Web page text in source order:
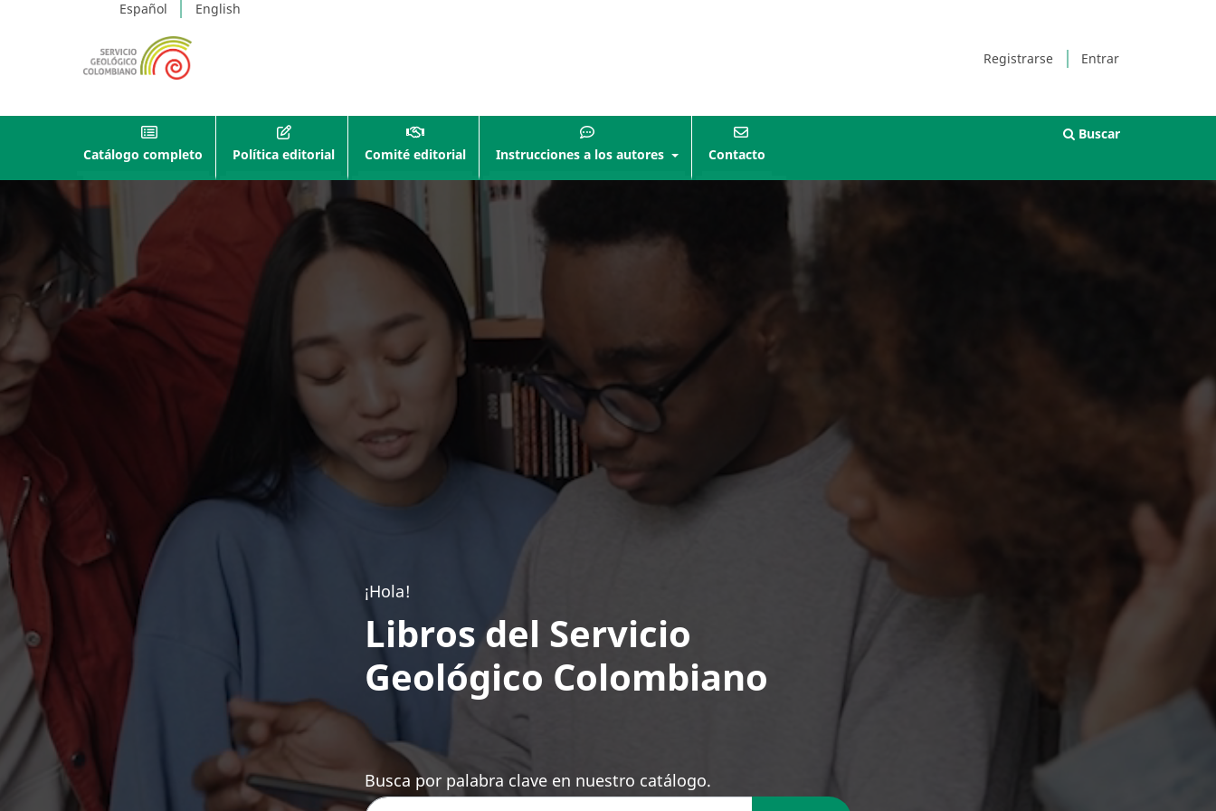
Español English
Registrarse Entrar
Catálogo completo Política editorial Comité editorial Instrucciones a los autores Contacto
Buscar
¡Hola!
Libros del Servicio
Geológico Colombiano
Busca por palabra clave en nuestro catálogo.